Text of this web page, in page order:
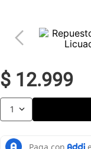
$ 12.999
1
7.
9